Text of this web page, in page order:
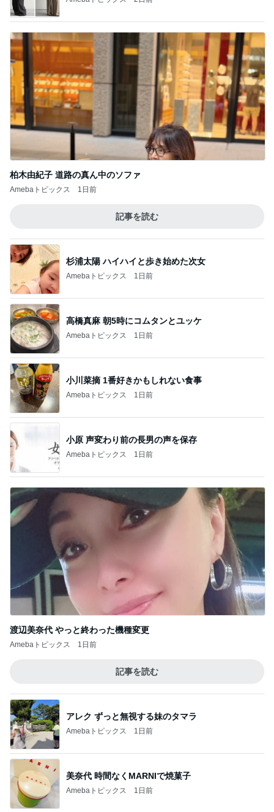
柏木由紀子 道路の真ん中のソファ
Amebaトピックス 1日前
記事を読む
杉浦太陽 ハイハイと歩き始めた次女
Amebaトピックス 1日前
高橋真麻 朝5時にコムタンとユッケ
Amebaトピックス 1日前
小川菜摘 1番好きかもしれない食事
Amebaトピックス 1日前
小原 声変わり前の長男の声を保存
Amebaトピックス 1日前
渡辺美奈代 やっと終わった機種変更
Amebaトピックス 1日前
記事を読む
アレク ずっと無視する妹のタマラ
Amebaトピックス 1日前
美奈代 時間なくMARNIで焼菓子
Amebaトピックス 1日前